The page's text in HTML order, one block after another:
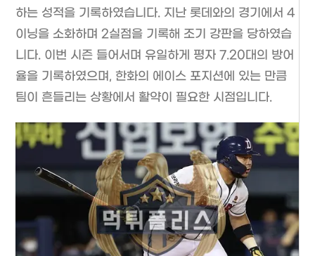
하는 성적을 기록하였습니다. 지난 롯데와의 경기에서 4
이닝을 소화하며 2실점을 기록해 조기 강판을 당하였습
니다. 이번 시즌 들어서며 유일하게 평자 7.20대의 방어
율을 기록하였으며, 한화의 에이스 포지션에 있는 만큼
팀이 흔들리는 상황에서 활약이 필요한 시점입니다.